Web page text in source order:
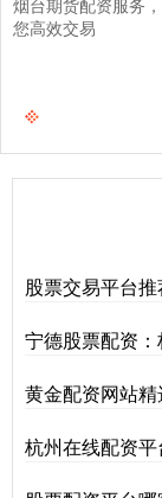
您高效交易
股票交易平台推
宁德股票配资
黄金配资网站
杭州在线配资